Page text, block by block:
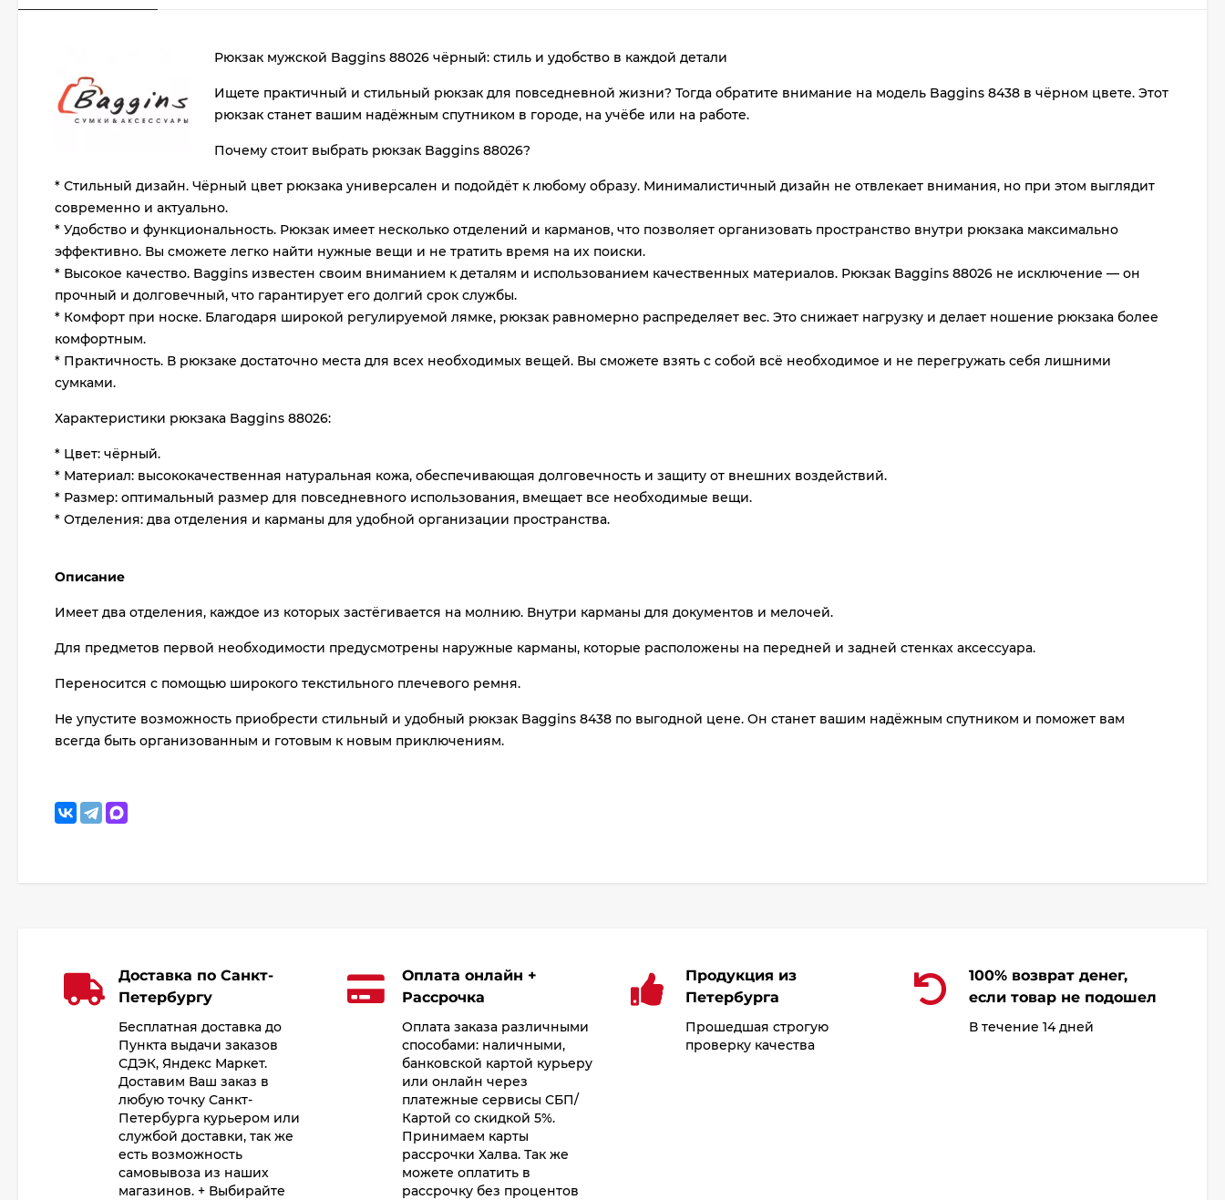
Рюкзак мужской Baggins 88026 чёрный: стиль и удобство в каждой детали
Ищете практичный и стильный рюкзак для повседневной жизни? Тогда обратите внимание на модель Baggins 8438 в чёрном цвете. Этот
рюкзак станет вашим надёжным спутником в городе, на учёбе или на работе.
Почему стоит выбрать рюкзак Baggins 88026?
* Стильный дизайн. Чёрный цвет рюкзака универсален и подойдёт к любому образу. Минималистичный дизайн не отвлекает внимания, но при этом выглядит
современно и актуально.
* Удобство и функциональность. Рюкзак имеет несколько отделений и карманов, что позволяет организовать пространство внутри рюкзака максимально
эффективно. Вы сможете легко найти нужные вещи и не тратить время на их поиски.
* Высокое качество. Baggins известен своим вниманием к деталям и использованием качественных материалов. Рюкзак Baggins 88026 не исключение — он
прочный и долговечный, что гарантирует его долгий срок службы.
* Комфорт при носке. Благодаря широкой регулируемой лямке, рюкзак равномерно распределяет вес. Это снижает нагрузку и делает ношение рюкзака более
комфортным.
* Практичность. В рюкзаке достаточно места для всех необходимых вещей. Вы сможете взять с собой всё необходимое и не перегружать себя лишними
сумками.
Характеристики рюкзака Baggins 88026:
* Цвет: чёрный.
* Материал: высококачественная натуральная кожа, обеспечивающая долговечность и защиту от внешних воздействий.
* Размер: оптимальный размер для повседневного использования, вмещает все необходимые вещи.
* Отделения: два отделения и карманы для удобной организации пространства.
Описание
Имеет два отделения, каждое из которых застёгивается на молнию. Внутри карманы для документов и мелочей.
Для предметов первой необходимости предусмотрены наружные карманы, которые расположены на передней и задней стенках аксессуара.
Переносится с помощью широкого текстильного плечевого ремня.
Не упустите возможность приобрести стильный и удобный рюкзак Baggins 8438 по выгодной цене. Он станет вашим надёжным спутником и поможет вам
всегда быть организованным и готовым к новым приключениям.
раз
в 2 недели
Доставка по Санкт-
Петербургу
Бесплатная доставка до
Пункта выдачи заказов
СДЭК, Яндекс Маркет.
Доставим Ваш заказ в
любую точку Санкт-
Петербурга курьером или
службой доставки, так же
есть возможность
самовывоза из наших
магазинов. + Выбирайте
Оплата онлайн +
Рассрочка
Оплата заказа различными
способами: наличными,
банковской картой курьеру
или онлайн через
платежные сервисы СБП/
Картой со скидкой 5%.
Принимаем карты
рассрочки Халва. Так же
можете оплатить в
рассрочку без процентов
Продукция из
Петербурга
Прошедшая строгую
проверку качества
100% возврат денег,
если товар не подошел
В течение 14 дней